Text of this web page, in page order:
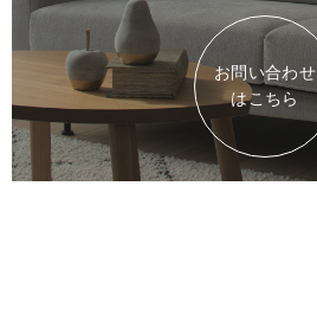
お問い合わせ
はこちら